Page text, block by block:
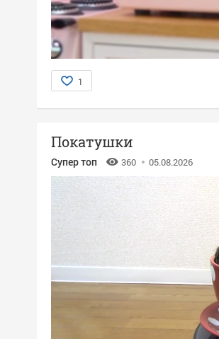
1
Покатушки
Супер топ 360 05.08.2026